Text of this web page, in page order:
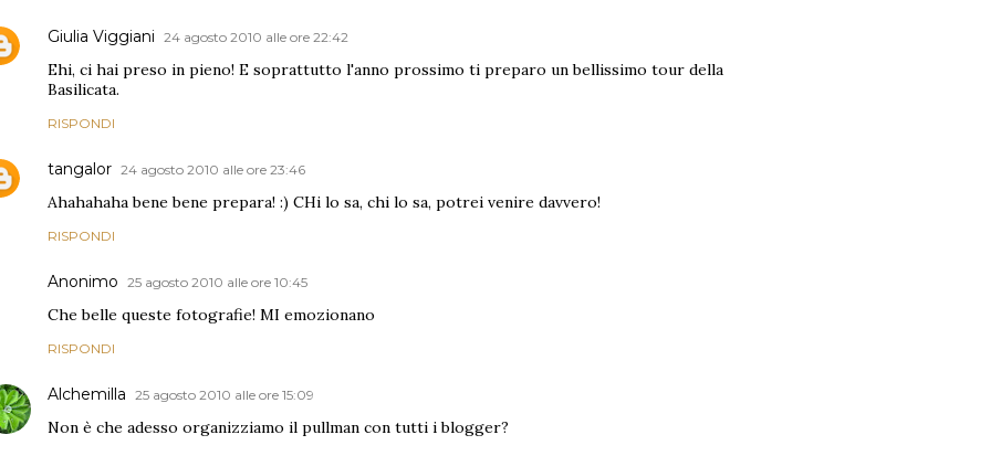
Giulia Viggiani 24 agosto 2010 alle ore 22:42
Ehi, ci hai preso in pieno! E soprattutto l'anno prossimo ti preparo un bellissimo tour della
Basilicata.
RISPONDI
tangalor 24 agosto 2010 alle ore 23:46
Ahahahaha bene bene prepara! :) CHi lo sa, chi lo sa, potrei venire davvero!
RISPONDI
Anonimo 25 agosto 2010 alle ore 10:45
Che belle queste fotografie! MI emozionano
RISPONDI
Alchemilla 25 agosto 2010 alle ore 15:09
Non è che adesso organizziamo il pullman con tutti i blogger?